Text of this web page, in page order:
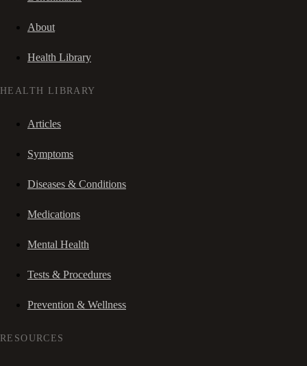
About
Health Library
HEALTH LIBRARY
Articles
Symptoms
Diseases & Conditions
Medications
Mental Health
Tests & Procedures
Prevention & Wellness
RESOURCES